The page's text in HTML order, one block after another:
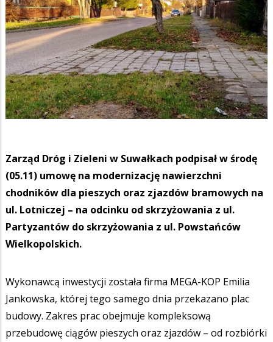
Zarząd Dróg i Zieleni w Suwałkach podpisał w środę
(05.11) umowę na modernizację nawierzchni
chodników dla pieszych oraz zjazdów bramowych na
ul. Lotniczej – na odcinku od skrzyżowania z ul.
Partyzantów do skrzyżowania z ul. Powstańców
Wielkopolskich.
Wykonawcą inwestycji została firma MEGA-KOP Emilia
Jankowska, której tego samego dnia przekazano plac
budowy. Zakres prac obejmuje kompleksową
przebudowę ciągów pieszych oraz zjazdów – od rozbiórki